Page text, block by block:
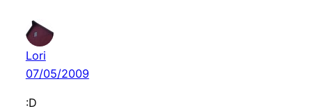
Lori
07/05/2009
:D